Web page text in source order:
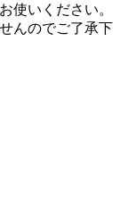
使いください。
んのでご了承下